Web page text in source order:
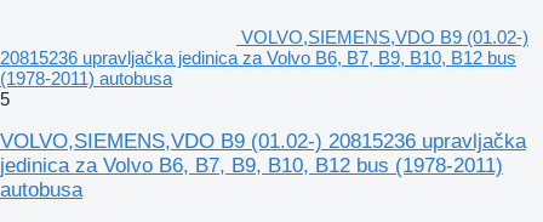
VOLVO,SIEMENS,VDO B9 (01.02-)
20815236 upravljačka jedinica za Volvo B6, B7, B9, B10, B12 bus
(1978-2011) autobusa
5
VOLVO,SIEMENS,VDO B9 (01.02-) 20815236 upravljačka
jedinica za Volvo B6, B7, B9, B10, B12 bus (1978-2011)
autobusa